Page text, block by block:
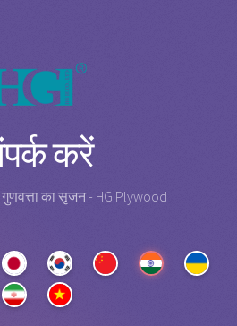
करें
गुणवत्ता का सृजन - HG Plywood